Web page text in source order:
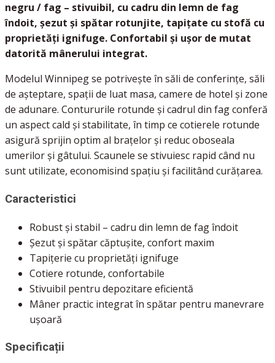
negru / fag – stivuibil, cu cadru din lemn de fag
îndoit, șezut și spătar rotunjite, tapițate cu stofă cu
proprietăți ignifuge. Confortabil și ușor de mutat
datorită mânerului integrat.
Modelul Winnipeg se potrivește în săli de conferințe, săli
de așteptare, spații de luat masa, camere de hotel și zone
de adunare. Contururile rotunde și cadrul din fag conferă
un aspect cald și stabilitate, în timp ce cotierele rotunde
asigură sprijin optim al brațelor și reduc oboseala
umerilor și gâtului. Scaunele se stivuiesc rapid când nu
sunt utilizate, economisind spațiu și facilitând curățarea.
Caracteristici
Robust și stabil – cadru din lemn de fag îndoit
Șezut și spătar căptușite, confort maxim
Tapițerie cu proprietăți ignifuge
Cotiere rotunde, confortabile
Stivuibil pentru depozitare eficientă
Mâner practic integrat în spătar pentru manevrare
ușoară
Specificații